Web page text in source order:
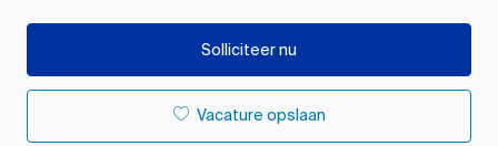
Solliciteer nu
Vacature opslaan